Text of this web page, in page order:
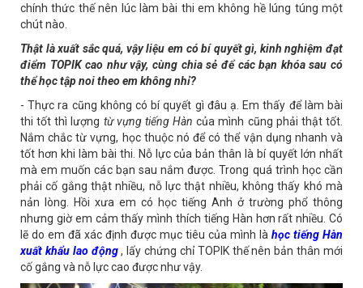
chính thức thế nên lúc làm bài thi em không hề lúng túng một
chút nào.
Thật là xuất sắc quá, vậy liệu em có bí quyết gì, kinh nghiệm đạt
điểm TOPIK cao như vậy, cùng chia sẻ để các bạn khóa sau có
thể học tập noi theo em không nhỉ?
- Thực ra cũng không có bí quyết gì đâu ạ. Em thấy để làm bài
thi tốt thì lượng từ vựng tiếng Hàncủa mình cũng phải thật tốt.
Nắm chắc từ vựng, học thuộc nó để có thể vận dụng nhanh và
tốt hơn khi làm bài thi. Nỗ lực của bản thân là bí quyết lớn nhất
mà em muốn các bạn sau nắm được. Trong quá trình học cần
phải cố gắng thật nhiều, nỗ lực thật nhiều, không thấy khó mà
nản lòng. Hồi xưa em có học tiếng Anh ở trường phổ thông
nhưng giờ em cảm thấy mình thích tiếng Hàn hơn rất nhiều. Có
lẽ do em đã xác định được mục tiêu của mình là học tiếng Hàn
xuất khẩu lao động, lấy chứng chỉ TOPIK thế nên bản thân mới
cố gắng và nỗ lực cao được như vậy.